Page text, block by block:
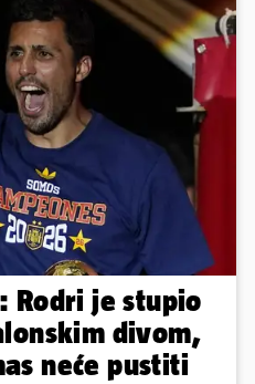
Rodri je stupio
divom,
neće pustiti